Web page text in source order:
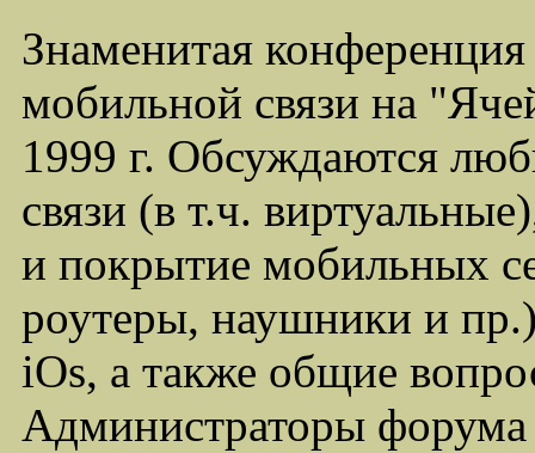
Знаменитая
мобильной связи на
1999 г. Обсуждаются
связи (в т.ч.
и покрытие мобильных
роутеры, наушники и
iOs, а также общие
Администраторы